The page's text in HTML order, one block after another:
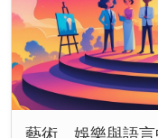
藝術、娛樂與語